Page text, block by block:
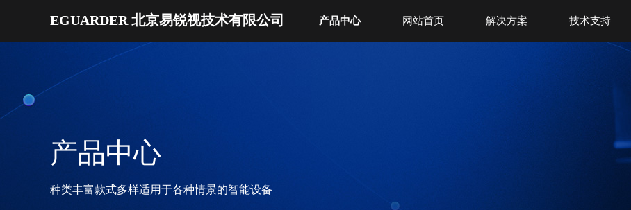
产品中心
种类丰富款式多样适用于各种情景的智能设备
产品中心 网站首页 解决方案 技术支持
EGUARDER 北京易锐视技术有限公司